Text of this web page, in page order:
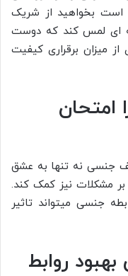
است بخواهید از شریک
ای لمس کند که دوست
میزان برقراری کیفیت
امتحان
جنسی نه تنها به عشق
بر مشکلات نیز کمک کند.
جنسی میتواند تاثیر
روابط